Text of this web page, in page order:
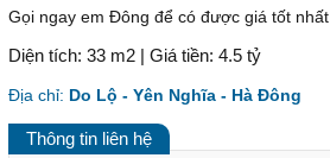
Gọi ngay em Đông để có được giá tốt nhất
Diện tích: 33 m2 | Giá tiền: 4.5 tỷ
Địa chỉ: Do Lộ - Yên Nghĩa - Hà Đông
Thông tin liên hệ